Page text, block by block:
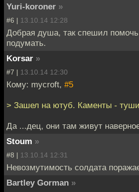
Yuri-koroner »
#6 | 13.10.14 12:28
Добрая душа, так спешил
подумать.
Korsar »
#7 | 13.10.14 12:30
Кому: mycroft, #5
> Зашел на ютуб. Каменты -
Да ...дец, они там живут
Stoum »
#8 | 13.10.14 12:31
Невозмутимость солдата
Bartley Gorman »